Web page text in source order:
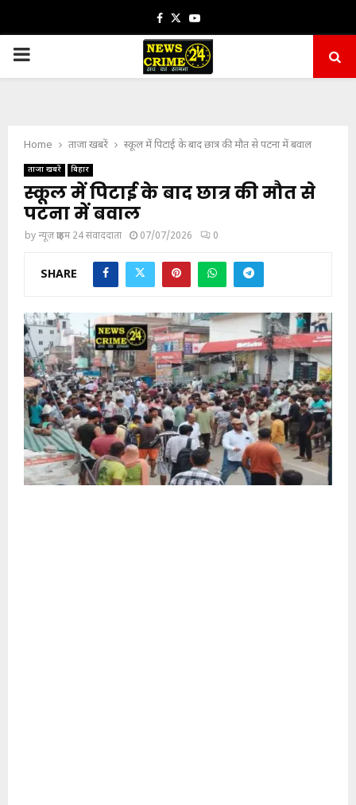
Facebook
TwitterYoutube
PRIMARY
Home ताजा खबरें स्कूल में पिटाई के बाद छात्र की मौत से पटना में बवाल
ताजा खबरें बिहार
स्कूल में पिटाई के बाद छात्र की मौत से
पटना में बवाल
byन्यूज़ क्राइम 24 संवाददाता 07/07/2026 0
SHARE